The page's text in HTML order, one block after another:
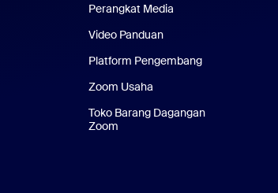
Perangkat Media
Video Panduan
Platform Pengembang
Zoom Usaha
Toko Barang Dagangan
Zoom